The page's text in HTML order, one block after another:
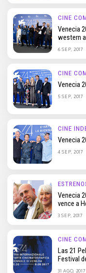
CINE
Venecia
western
6 SEP, 2017
CINE
Venecia
5 SEP, 2017
CINE
Venecia
4 SEP, 2017
Venecia
vence a
3 SEP, 2017
CINE
Las 21
Festival
31 AGO, 2017